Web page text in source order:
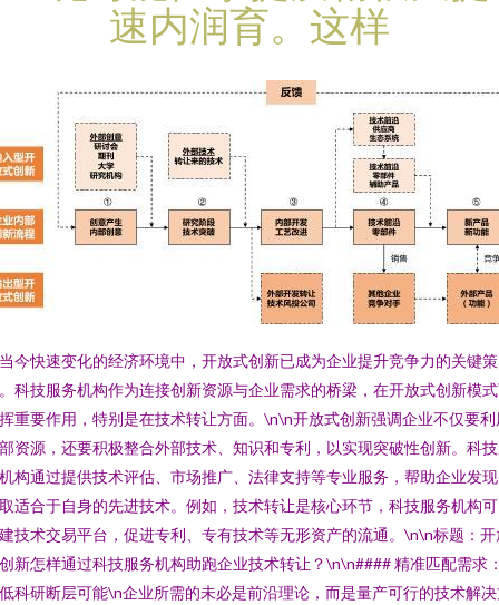
速内润育。这样
今快速变化的经济环境中，开放式创新已成为企业提升竞争力的关键策
科技服务机构作为连接创新资源与企业需求的桥梁，在开放式创新模
重要作用，特别是在技术转让方面。\n\n开放式创新强调企业不仅要利
资源，还要积极整合外部技术、知识和专利，以实现突破性创新。科
构通过提供技术评估、市场推广、法律支持等专业服务，帮助企业发
适合于自身的先进技术。例如，技术转让是核心环节，科技服务机构
技术交易平台，促进专利、专有技术等无形资产的流通。\n\n标题：开
新怎样通过科技服务机构助跑企业技术转让？\n\n#### 精准匹配需求
科研断层可能\n企业所需的未必是前沿理论，而是量产可行的技术解